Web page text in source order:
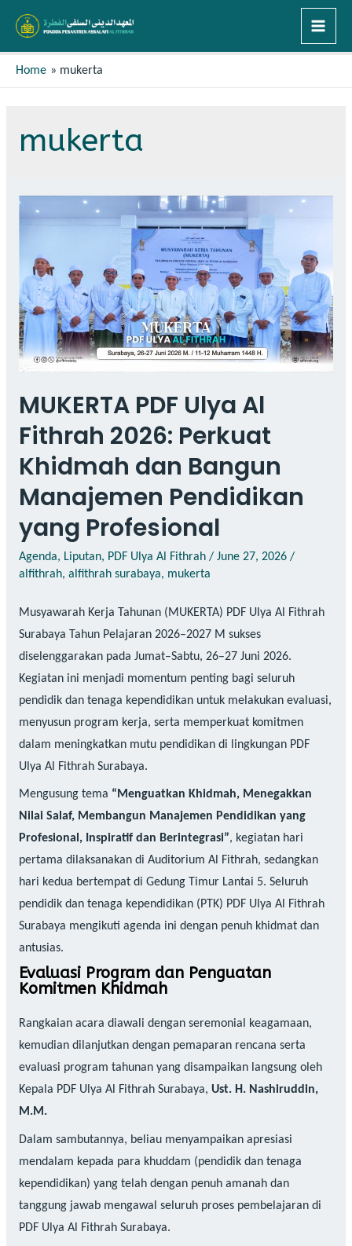
Home mukerta
mukerta
MUKERTA PDF Ulya Al
Fithrah 2026: Perkuat
Khidmah dan Bangun
Manajemen Pendidikan
yang Profesional
Agenda, Liputan, PDF Ulya Al Fithrah/ June 27, 2026/
alfithrah, alfithrah surabaya, mukerta
Musyawarah Kerja Tahunan (MUKERTA) PDF Ulya Al Fithrah
Surabaya Tahun Pelajaran 2026–2027 M sukses
diselenggarakan pada Jumat–Sabtu, 26–27 Juni 2026.
Kegiatan ini menjadi momentum penting bagi seluruh
pendidik dan tenaga kependidikan untuk melakukan evaluasi,
menyusun program kerja, serta memperkuat komitmen
dalam meningkatkan mutu pendidikan di lingkungan PDF
Ulya Al Fithrah Surabaya.
Mengusung tema “Menguatkan Khidmah, Menegakkan
Nilai Salaf, Membangun Manajemen Pendidikan yang
Profesional, Inspiratif dan Berintegrasi”, kegiatan hari
pertama dilaksanakan di Auditorium Al Fithrah, sedangkan
hari kedua bertempat di Gedung Timur Lantai 5. Seluruh
pendidik dan tenaga kependidikan (PTK) PDF Ulya Al Fithrah
Surabaya mengikuti agenda ini dengan penuh khidmat dan
antusias.
Evaluasi Program dan Penguatan
Komitmen Khidmah
Rangkaian acara diawali dengan seremonial keagamaan,
kemudian dilanjutkan dengan pemaparan rencana serta
evaluasi program tahunan yang disampaikan langsung oleh
Kepala PDF Ulya Al Fithrah Surabaya, Ust. H. Nashiruddin,
M.M.
Dalam sambutannya, beliau menyampaikan apresiasi
mendalam kepada para khuddam (pendidik dan tenaga
kependidikan) yang telah dengan penuh amanah dan
tanggung jawab mengawal seluruh proses pembelajaran di
PDF Ulya Al Fithrah Surabaya.